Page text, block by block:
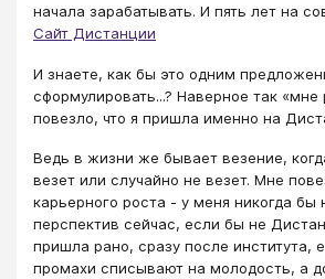
начала зарабатывать. И пять лет на
Сайт Дистанции
​​​​​​​​И знаете, как бы это одним
сформулировать...? Наверное так «мне
повезло, что я пришла именно на
​​​​​​​​​​​​​​Ведь в жизни же бывает везение,
везет или случайно не везет. Мне
карьерного роста - у меня никогда
перспектив сейчас, если бы не
пришла рано, сразу после института,
промахи списывают на молодость, а